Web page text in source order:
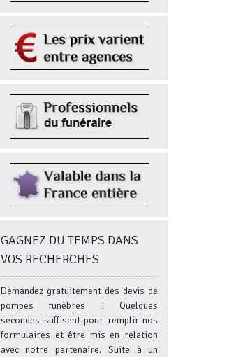
GAGNEZ DU TEMPS DANS
VOS RECHERCHES
Demandez gratuitement des devis de
pompes funèbres ! Quelques
secondes suffisent pour remplir nos
formulaires et être mis en relation
avec notre partenaire. Suite à un